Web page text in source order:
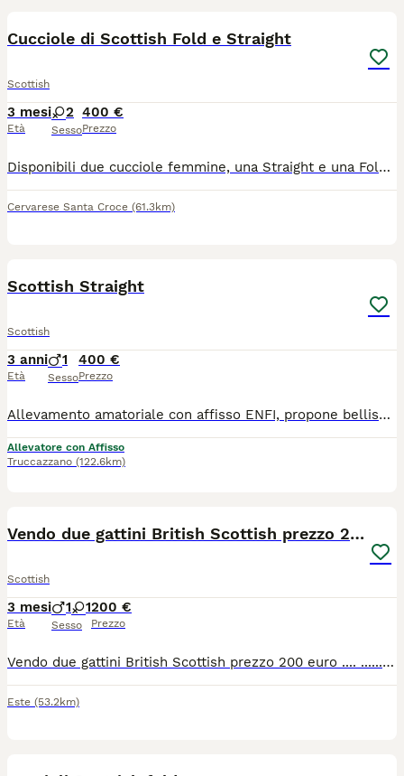
Cucciole di Scottish Fold e Straight
Scottish
3 mesi
Età
2
Sesso
400 €
Prezzo
Disponibili due cucciole femmine, una Straight e una Fold. Nate da genitori entrambi di mia proprietà, sono già indipendenti e molto affettuose. Verranno cedute vaccinate e sverminate.
Cervarese Santa Croce (61.3km)
Scottish Straight
Scottish
3 anni
Età
1
Sesso
400 €
Prezzo
Allevamento amatoriale con affisso ENFI, propone bellissimo maschio adulto razza Scottish Straight ny24 Tabby. Viene ceduto con pedigree PKD negativo, libretto sanitario.
Allevatore con Affisso
Truccazzano (122.6km)
Vendo due gattini British Scottish prezzo 200euro
Scottish
3 mesi
Età
1 1
Sesso
200 €
Prezzo
Vendo due gattini British Scottish prezzo 200 euro .... ............ Tel. Wattap 3276617173
Este (53.2km)